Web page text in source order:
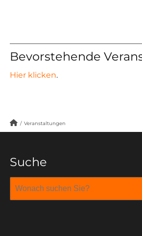
Bevorstehende
Hier klicken.
/ Veranstaltungen
Suche